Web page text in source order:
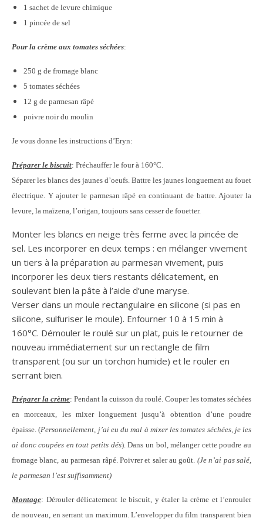
1 sachet de levure chimique
1 pincée de sel
Pour la crème aux tomates séchées:
250 g de fromage blanc
5 tomates séchées
12 g de parmesan râpé
poivre noir du moulin
Je vous donne les instructions d’Eryn:
Préparer le biscuit: Préchauffer le four à 160°C.
Séparer les blancs des jaunes d’oeufs. Battre les jaunes longuement au fouet
électrique. Y ajouter le parmesan râpé en continuant de battre. Ajouter la
levure, la maïzena, l’origan, toujours sans cesser de fouetter.
Monter les blancs en neige très ferme avec la pincée de
sel. Les incorporer en deux temps : en mélanger vivement
un tiers à la préparation au parmesan vivement, puis
incorporer les deux tiers restants délicatement, en
soulevant bien la pâte à l’aide d’une maryse.
Verser dans un moule rectangulaire en silicone (si pas en
silicone, sulfuriser le moule). Enfourner 10 à 15 min à
160°C. Démouler le roulé sur un plat, puis le retourner de
nouveau immédiatement sur un rectangle de film
transparent (ou sur un torchon humide) et le rouler en
serrant bien.
Préparer la crème: Pendant la cuisson du roulé. Couper les tomates séchées
en morceaux, les mixer longuement jusqu’à obtention d’une poudre
épaisse. (Personnellement, j’ai eu du mal à mixer les tomates séchées, je les
ai donc coupées en tout petits dés). Dans un bol, mélanger cette poudre au
fromage blanc, au parmesan râpé. Poivrer et saler au goût. (Je n’ai pas salé,
le parmesan l’est suffisamment)
Montage: Dérouler délicatement le biscuit, y étaler la crème et l’enrouler
de nouveau, en serrant un maximum. L’envelopper du film transparent bien